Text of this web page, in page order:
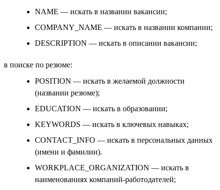
NAME — искать в названии вакансии;
COMPANY_NAME — искать в названии компании;
DESCRIPTION — искать в описании вакансии;
в поиске по резюме:
POSITION — искать в желаемой должности
(названии резюме);
EDUCATION — искать в образовании;
KEYWORDS — искать в ключевых навыках;
CONTACT_INFO — искать в персональных данных
(имени и фамилии).
WORKPLACE_ORGANIZATION — искать в
наименованиях компаний-работодателей;